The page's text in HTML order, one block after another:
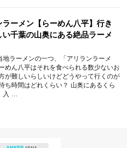
ラーメン【らーめん八平】行き
い千葉の山奥にある絶品ラーメ
地ラーメンの一つ、「アリランラーメ
めん八平はそれを食べられる数少ないお
が難しいらしいけどどうやって行くのが
ち時間はどれくらい？ 山奥にあるくら
入 …